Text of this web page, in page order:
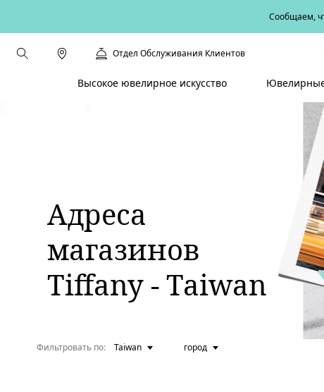
Сообщаем,
Отдел Обслуживания Клиентов
Высокое ювелирное искусство
Адреса
магазинов
Tiffany - Taiwan
Фильтровать по: Taiwan город